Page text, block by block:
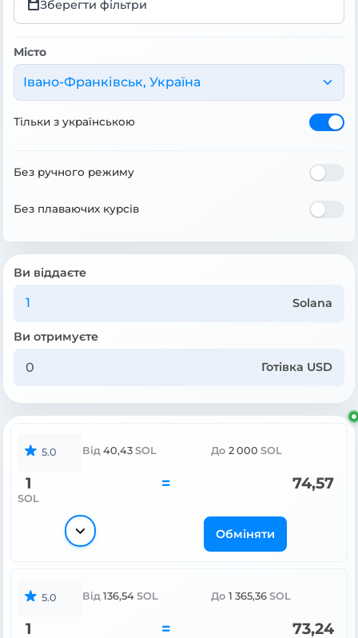
Зберегти фільтри
Місто
Івано-Франківськ, Україна
Тільки з українською
Без ручного режиму
Без плаваючих курсів
Ви віддаєте
Solana
Ви отримуєте
Готівка USD
5.0 Від 40,43 SOL До 2 000 SOL
1
SOL
= 74,57
Обміняти
5.0 Від 136,54 SOL До 1 365,36 SOL
1 = 73,24